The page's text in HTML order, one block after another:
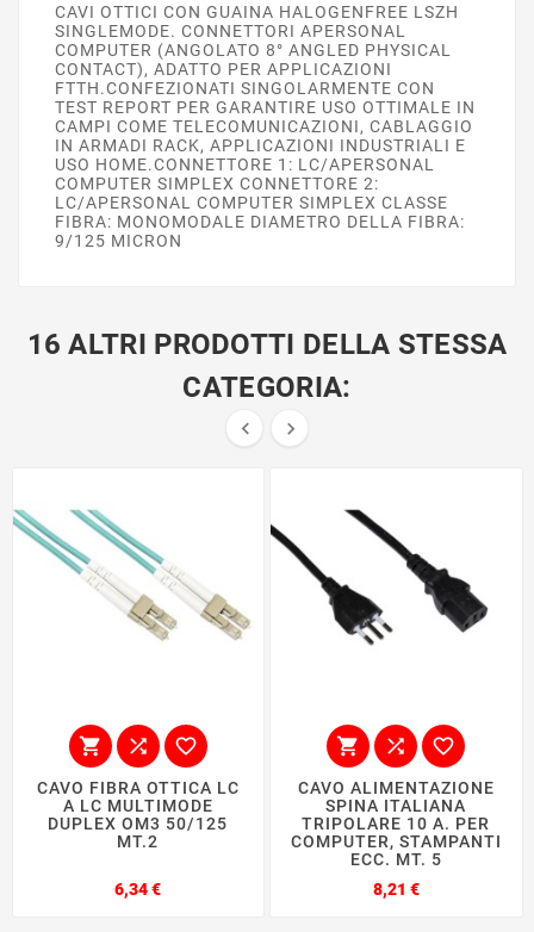
CAVI OTTICI CON GUAINA HALOGENFREE LSZH
SINGLEMODE. CONNETTORI APERSONAL
COMPUTER (ANGOLATO 8° ANGLED PHYSICAL
CONTACT), ADATTO PER APPLICAZIONI
FTTH.CONFEZIONATI SINGOLARMENTE CON
TEST REPORT PER GARANTIRE USO OTTIMALE IN
CAMPI COME TELECOMUNICAZIONI, CABLAGGIO
IN ARMADI RACK, APPLICAZIONI INDUSTRIALI E
USO HOME.CONNETTORE 1: LC/APERSONAL
COMPUTER SIMPLEX CONNETTORE 2:
LC/APERSONAL COMPUTER SIMPLEX CLASSE
FIBRA: MONOMODALE DIAMETRO DELLA FIBRA:
9/125 MICRON
16 ALTRI PRODOTTI DELLA STESSA
CATEGORIA:
 
  
CAVO FIBRA OTTICA LC
A LC MULTIMODE
DUPLEX OM3 50/125
MT.2
6,34 €Prezzo
  
CAVO ALIMENTAZIONE
SPINA ITALIANA
TRIPOLARE 10 A. PER
COMPUTER, STAMPANTI
ECC. MT. 5
8,21 €Prezzo